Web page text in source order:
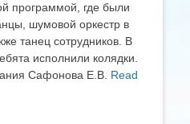
программой, где были
шумовой оркестр в
танец сотрудников. В
исполнили колядки.
Сафонова Е.В. Read